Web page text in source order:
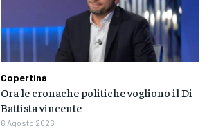
Copertina
Ora le cronache politiche vogliono il Di
Battista vincente
6 Agosto 2026